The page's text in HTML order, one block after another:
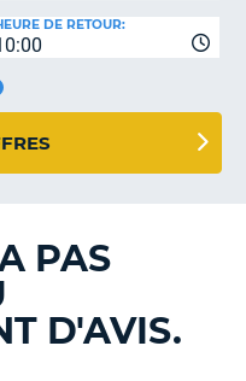
DE RETOUR:
PAS
D'AVIS.